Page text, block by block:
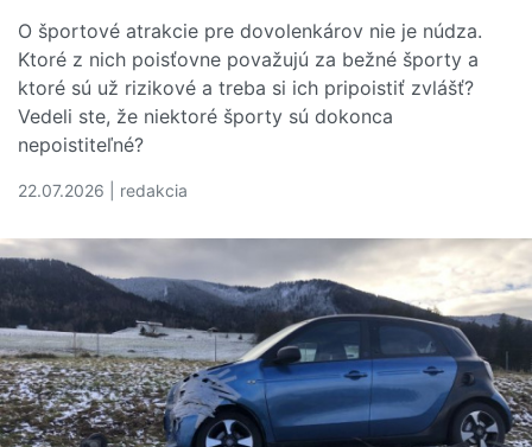
O športové atrakcie pre dovolenkárov nie je núdza.
Ktoré z nich poisťovne považujú za bežné športy a
ktoré sú už rizikové a treba si ich pripoistiť zvlášť?
Vedeli ste, že niektoré športy sú dokonca
nepoistiteľné?
22.07.2026 | redakcia